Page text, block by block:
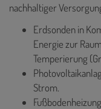
nachhaltiger
Erdsonden in
Energie zur
Temperierung
Strom.